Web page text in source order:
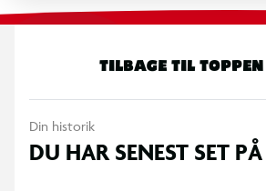
De små malerplader er ikke kun sjove at
kreativ sjæl noget, der inspirerer til leg og
mesterværker på disse charmerende
Pakken består af 4 stk.
TILBAGE TIL TOPPEN
Din historik
DU HAR SENEST SET PÅ